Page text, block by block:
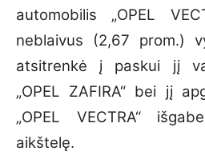
automobilis „OPEL
neblaivus (2,67 prom.)
atsitrenkė į paskui jį
„OPEL ZAFIRA“ bei jį
„OPEL VECTRA“
aikštelę.